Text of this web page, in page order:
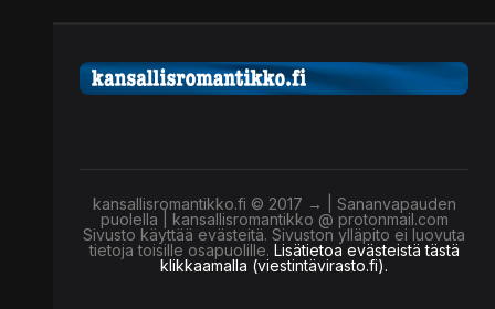
kansallisromantikko.fi © 2017 → | Sananvapauden
puolella | kansallisromantikko @ protonmail.com
Sivusto käyttää evästeitä. Sivuston ylläpito ei luovuta
tietoja toisille osapuolille. Lisätietoa evästeistä tästä
klikkaamalla (viestintävirasto.fi).